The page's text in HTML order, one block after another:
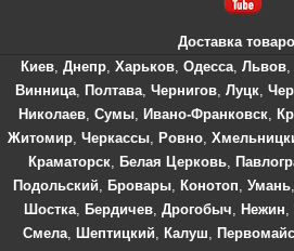
Доставка
Киев, Днепр, Харьков, Одесса, Львов,
Винница, Полтава, Чернигов, Луцк,
Николаев, Сумы, Ивано-Франковск,
Житомир, Черкассы, Ровно,
Краматорск, Белая Церковь,
Подольский, Бровары, Конотоп, Умань,
Шостка, Бердичев, Дрогобыч, Нежин,
Смела, Шептицкий, Калуш,